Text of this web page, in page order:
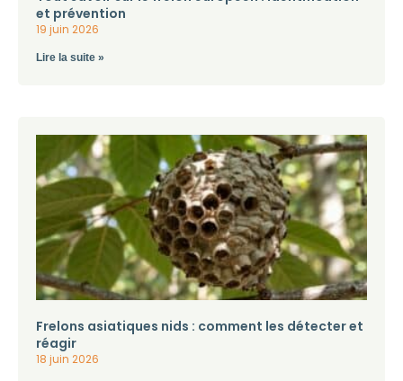
et prévention
19 juin 2026
Lire la suite »
Frelons asiatiques nids : comment les détecter et
réagir
18 juin 2026